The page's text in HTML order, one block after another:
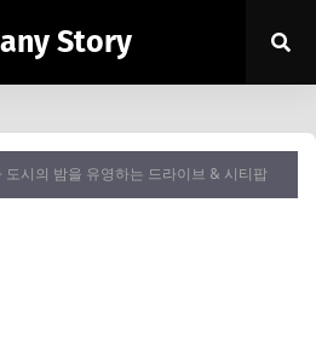
Story
시의 밤을 유영하는 드라이브 & 시티팝